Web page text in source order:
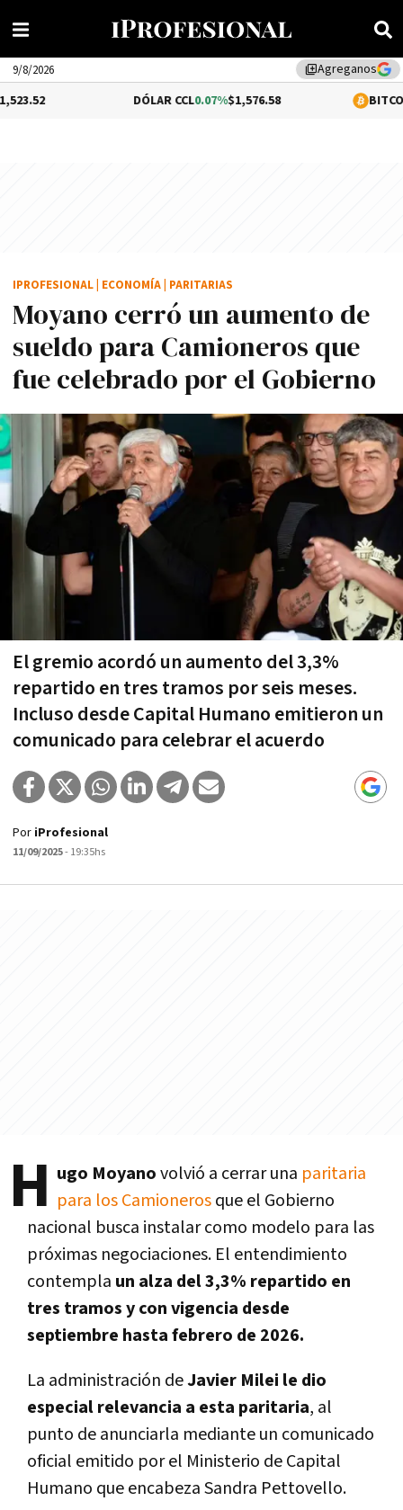
library_addAgreganos
9/8/2026
0.07%$1,576.58 1.48%
Moyano cerró un aumento de
sueldo para Camioneros que
fue celebrado por el Gobierno
El gremio acordó un aumento del 3,3%
repartido en tres tramos por seis meses.
Incluso desde Capital Humano emitieron un
comunicado para celebrar el acuerdo
IPROFESIONAL ECONOMÍA PARITARIAS
Por iProfesional
11/09/2025- 19:35hs
H ugo Moyanovolvió a cerrar una paritaria
para los Camionerosque el Gobierno
nacional busca instalar como modelo para las
próximas negociaciones. El entendimiento
contempla un alza del 3,3% repartido en
tres tramos y con vigencia desde
septiembre hasta febrero de 2026.
La administración deJavier Milei le dio
especial relevancia a esta paritaria, al
punto de anunciarla mediante un comunicado
oficial emitido por el Ministerio de Capital
Humano que encabeza Sandra Pettovello.